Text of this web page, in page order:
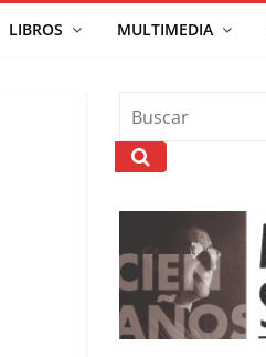
LIBROS MULTIMEDIA